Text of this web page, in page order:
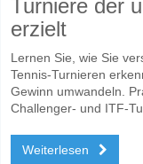
Turniere der
erzielt
Lernen Sie, wie Sie
Tennis-Turnieren
Gewinn umwandeln.
Challenger- und ITF-
Weiterlesen